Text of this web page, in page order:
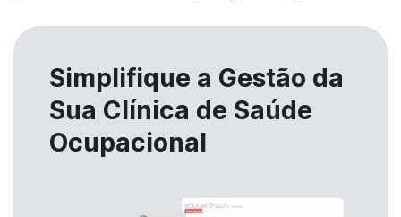
Simplifique a Gestão da
Sua Clínica de Saúde
Ocupacional